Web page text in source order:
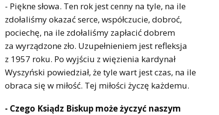
- Piękne słowa. Ten rok jest cenny na tyle, na ile
zdołaliśmy okazać serce, współczucie, dobroć,
pociechę, na ile zdołaliśmy zapłacić dobrem
za wyrządzone zło. Uzupełnieniem jest refleksja
z 1957 roku. Po wyjściu z więzienia kardynał
Wyszyński powiedział, że tyle wart jest czas, na ile
obraca się w miłość. Tej miłości życzę każdemu.
- Czego Ksiądz Biskup może życzyć naszym